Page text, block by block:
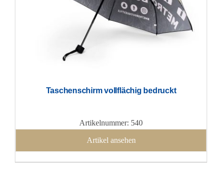
Taschenschirm vollflächig bedruckt
Artikelnummer: 540
Artikel ansehen